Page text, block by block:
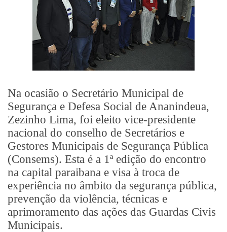
Na ocasião o Secretário Municipal de
Segurança e Defesa Social de Ananindeua,
Zezinho Lima, foi eleito vice-presidente
nacional do conselho de Secretários e
Gestores Municipais de Segurança Pública
(Consems). Esta é a 1ª edição do encontro
na capital paraibana e visa à troca de
experiência no âmbito da segurança pública,
prevenção da violência, técnicas e
aprimoramento das ações das Guardas Civis
Municipais.